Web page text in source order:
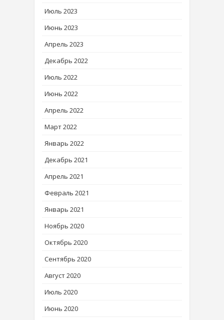
Июль 2023
Июнь 2023
Апрель 2023
Декабрь 2022
Июль 2022
Июнь 2022
Апрель 2022
Март 2022
Январь 2022
Декабрь 2021
Апрель 2021
Февраль 2021
Январь 2021
Ноябрь 2020
Октябрь 2020
Сентябрь 2020
Август 2020
Июль 2020
Июнь 2020